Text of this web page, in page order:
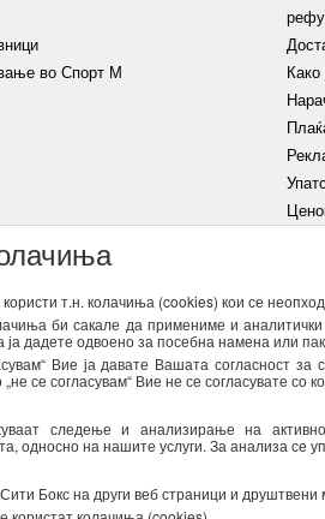
т.н. колачиња (cookies) кои се
би сакале да примениме и
ја дадете одвоено за посебна намена или
Вие ја давате Вашата согласност
се согласувам“ Вие не се согласувате со
следење и анализирање на
односно на нашите услуги. За анализа се
Бокс на други веб страници и
во Спорт М
НАЈАВИ СЕ
од оваа форма за директен маркетинг
достапнитука